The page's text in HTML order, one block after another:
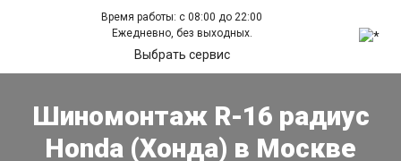
Время работы: с 08:00 до 22:00
Ежедневно, без выходных.
Выбрать сервис
Шиномонтаж R-16 радиус
Honda (Хонда) в Москве